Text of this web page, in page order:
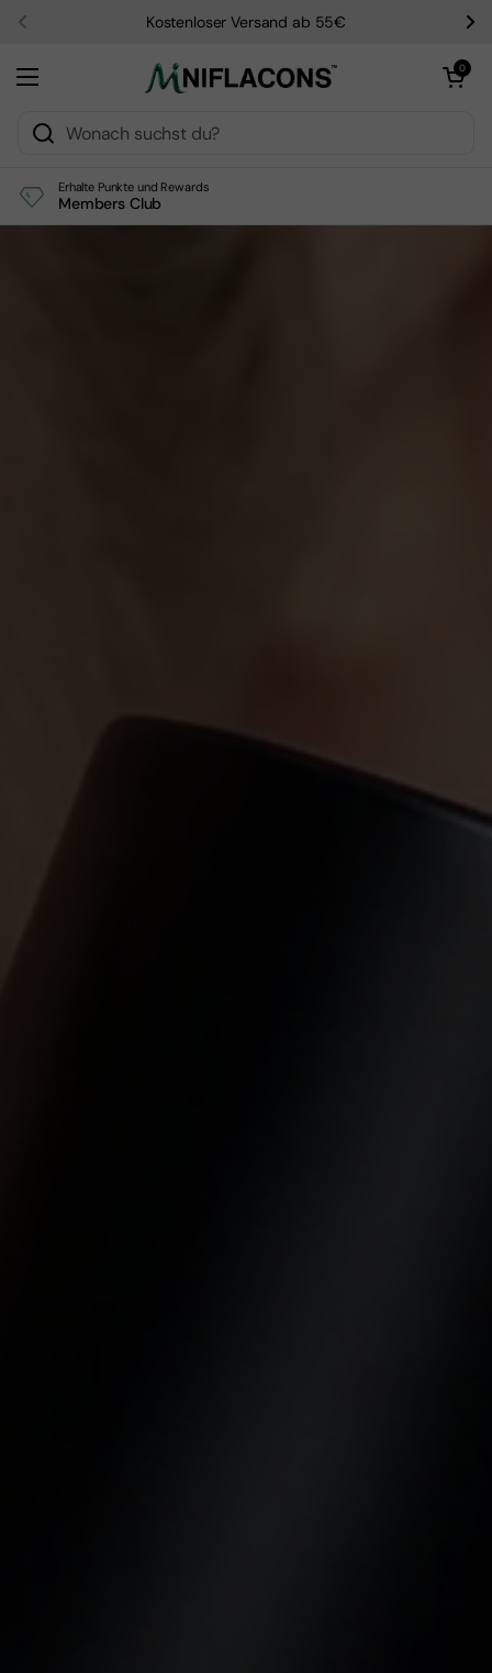
Zurück
Kostenloser Versand ab 55€
Menü öffnen
Warenkorb
0
Erhalte Punkte und Rewards
Members Club